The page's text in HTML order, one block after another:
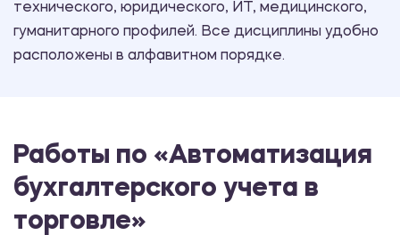
технического, юридического, ИТ, медицинского,
гуманитарного профилей. Все дисциплины удобно
расположены в алфавитном порядке.
Работы по «Автоматизация
бухгалтерского учета в
торговле»